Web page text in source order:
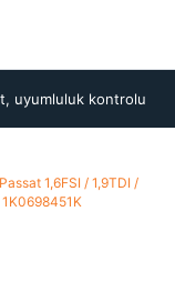
uyumluluk kontrolu
1,6FSI / 1,9TDI /